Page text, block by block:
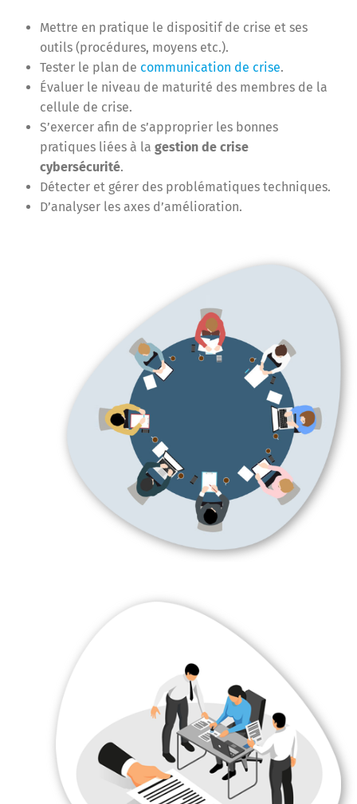
Mettre en pratique le dispositif de crise et ses
outils (procédures, moyens etc.).
Tester le plan de communication de crise.
Évaluer le niveau de maturité des membres de la
cellule de crise.
S’exercer afin de s’approprier les bonnes
pratiques liées à la gestion de crise
cybersécurité.
Détecter et gérer des problématiques techniques.
D’analyser les axes d’amélioration.